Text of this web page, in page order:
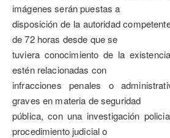
imágenes serán puestas a
disposición de la autoridad
de 72 horas desde que se
tuviera conocimiento de la
estén relacionadas con
infracciones penales o
graves en materia de seguridad
pública, con una investigación
procedimiento judicial o